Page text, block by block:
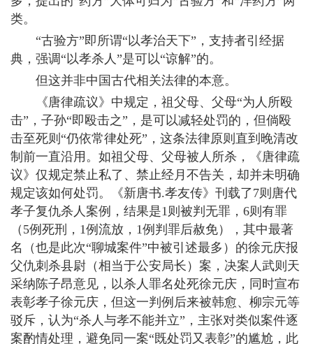
类。
“古验方”即所谓“以孝治天下”，支持者引经据
典，强调“以孝杀人”是可以“谅解”的。
但这并非中国古代相关法律的本意。
《唐律疏议》中规定，祖父母、父母“为人所殴
击”，子孙“即殴击之”，是可以减轻处罚的，但倘殴
击至死则“仍依常律处死”，这条法律原则直到晚清改
制前一直沿用。如祖父母、父母被人所杀，《唐律疏
议》仅规定禁止私了、禁止经月不告关，却并未明确
规定该如何处罚。《新唐书.孝友传》刊载了7则唐代
孝子复仇杀人案例，结果是1则被判无罪，6则有罪
（5例死刑，1例流放，1例判罪后赦免），其中最著
名（也是此次“聊城案件”中被引述最多）的徐元庆报
父仇刺杀县尉（相当于公安局长）案，决案人武则天
采纳陈子昂意见，以杀人罪名处死徐元庆，同时宣布
表彰孝子徐元庆，但这一判例后来被韩愈、柳宗元等
驳斥，认为“杀人与孝不能并立”，主张对类似案件逐
案酌情处理，避免同一案“既处罚又表彰”的尴尬，此